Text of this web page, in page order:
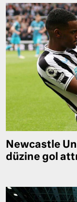
Newcastle
düzine gol attı